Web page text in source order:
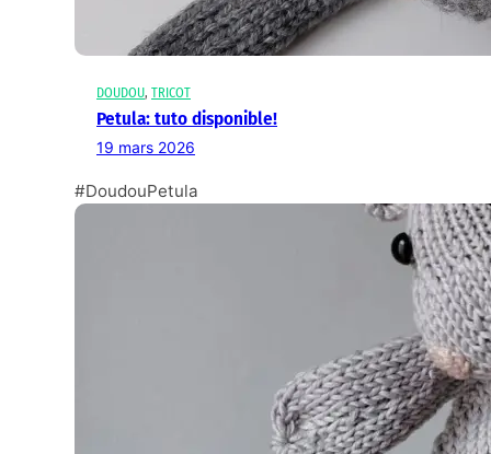
DOUDOU, TRICOT
Petula: tuto disponible!
19 mars 2026
#DoudouPetula